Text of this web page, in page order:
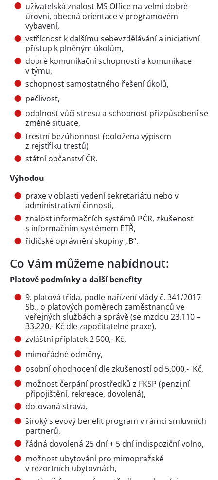
uživatelská znalost MS Office na velmi dobré
úrovni, obecná orientace v programovém
vybavení,
vstřícnost k dalšímu sebevzdělávání a iniciativní
přístup k plněným úkolům,
dobré komunikační schopnosti a komunikace
v týmu,
schopnost samostatného řešení úkolů,
pečlivost,
odolnost vůči stresu a schopnost přizpůsobení se
změně situace,
trestní bezúhonnost (doložena výpisem
z rejstříku trestů)
státní občanství ČR.
Výhodou
praxe v oblasti vedení sekretariátu nebo v
administrativní činnosti,
znalost informačních systémů PČR, zkušenost
s informačním systémem ETŘ,
řidičské oprávnění skupiny „B“.
Co Vám můžeme nabídnout:
Platové podmínky a další benefity
9. platová třída, podle nařízení vlády č. 341/2017
Sb., o platových poměrech zaměstnanců ve
veřejných službách a správě (se mzdou 23.110 –
33.220,- Kč dle započitatelné praxe),
zvláštní příplatek 2 500,- Kč,
mimořádné odměny,
osobní ohodnocení dle zkušeností od 5.000,- Kč,
možnost čerpání prostředků z FKSP (penzijní
připojištění, rekreace, dovolená),
dotovaná strava,
široký slevový benefit program v rámci smluvních
partnerů,
řádná dovolená 25 dní + 5 dní indispoziční volno,
možnost ubytování pro mimopražské
v rezortních ubytovnách,